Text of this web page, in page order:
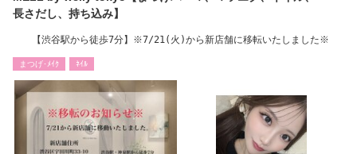
長さだし、持ち込み】
【渋谷駅から徒歩7分】※7/21(火)から新店舗に移転いたしました※
まつげ･ﾒｲｸ ﾈｲﾙ